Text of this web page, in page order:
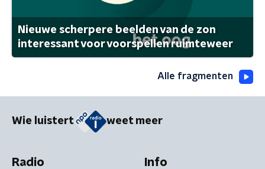
Nieuwe scherpere beelden van de zon
interessant voor voorspellen ruimteweer
Alle fragmenten
Wie luistert weet meer
Radio Info